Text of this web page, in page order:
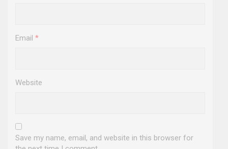
Email *
Website
Save my name, email, and website in this browser for